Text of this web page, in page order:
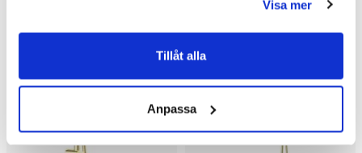
Visa mer
Tillåt alla
Anpassa